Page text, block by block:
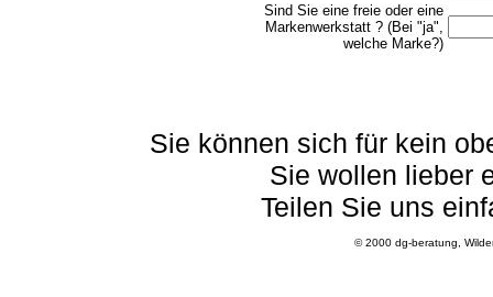
Sind Sie eine freie oder eine
Markenwerkstatt ? (Bei "ja",
welche Marke?)
Sie können sich für kein
Sie wollen lieber
Teilen Sie uns
© 2000 dg-beratung,